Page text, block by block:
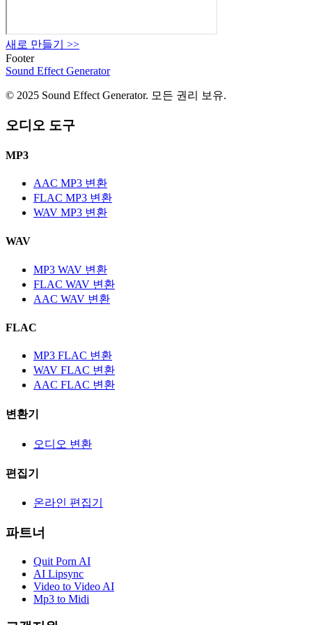
새로 만들기
>>
Footer
Sound Effect Generator
© 2025 Sound Effect Generator. 모든 권리 보유.
오디오 도구
MP3
AAC MP3 변환
FLAC MP3 변환
WAV MP3 변환
WAV
MP3 WAV 변환
FLAC WAV 변환
AAC WAV 변환
FLAC
MP3 FLAC 변환
WAV FLAC 변환
AAC FLAC 변환
변환기
오디오 변환
편집기
온라인 편집기
파트너
Quit Porn AI
AI Lipsync
Video to Video AI
Mp3 to Midi